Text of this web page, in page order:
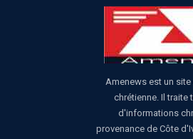
Amenews est un
chrétienne. Il traite
d'informations
provenance de Côte